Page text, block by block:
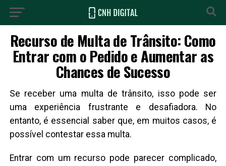
Recurso de Multa de Trânsito: Como
Entrar com o Pedido e Aumentar as
Chances de Sucesso
Se receber uma multa de trânsito, isso pode ser
uma experiência frustrante e desafiadora. No
entanto, é essencial saber que, em muitos casos, é
possível contestar essa multa.
Entrar com um recurso pode parecer complicado,